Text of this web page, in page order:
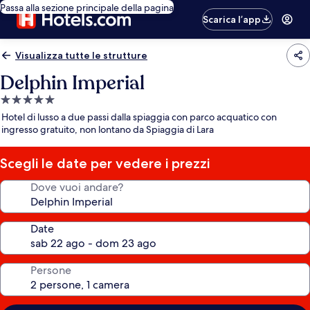
Passa alla sezione principale della pagina
Scarica l’app
Visualizza tutte le strutture
Delphin Imperial
Struttura
a
5.0
stelle
Hotel di lusso a due passi dalla spiaggia con parco acquatico con
ingresso gratuito, non lontano da Spiaggia di Lara
Scegli le date per vedere i prezzi
Dove vuoi andare?
Date
Persone